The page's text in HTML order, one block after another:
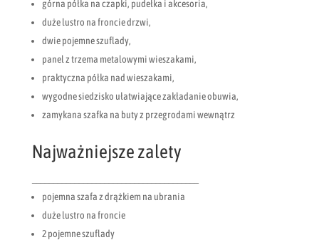
górna półka na czapki, pudełka i akcesoria,
duże lustro na froncie drzwi,
dwie pojemne szuflady,
panel z trzema metalowymi wieszakami,
praktyczna półka nad wieszakami,
wygodne siedzisko ułatwiające zakładanie obuwia,
zamykana szafka na buty z przegrodami wewnątrz
Najważniejsze zalety
pojemna szafa z drążkiem na ubrania
duże lustro na froncie
2 pojemne szuflady